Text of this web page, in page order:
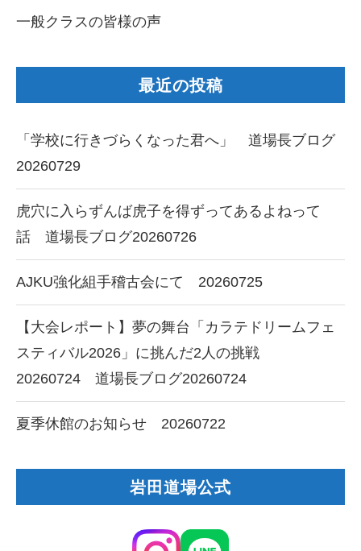
一般クラスの皆様の声
最近の投稿
「学校に行きづらくなった君へ」 道場長ブログ
20260729
虎穴に入らずんば虎子を得ずってあるよねって
話 道場長ブログ20260726
AJKU強化組手稽古会にて 20260725
【大会レポート】夢の舞台「カラテドリームフェ
スティバル2026」に挑んだ2人の挑戦
20260724 道場長ブログ20260724
夏季休館のお知らせ 20260722
岩田道場公式